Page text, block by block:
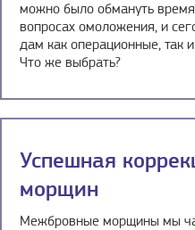
можно было обмануть
вопросах омоложения, и
дам как операционные, так
Что же выбрать?
Успешная
морщин
Межбровные морщины мы